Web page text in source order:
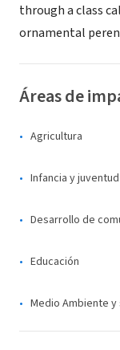
through a class
ornamental
Áreas de
Agricultura
Infancia y juventud
Desarrollo de
Educación
Medio Ambiente